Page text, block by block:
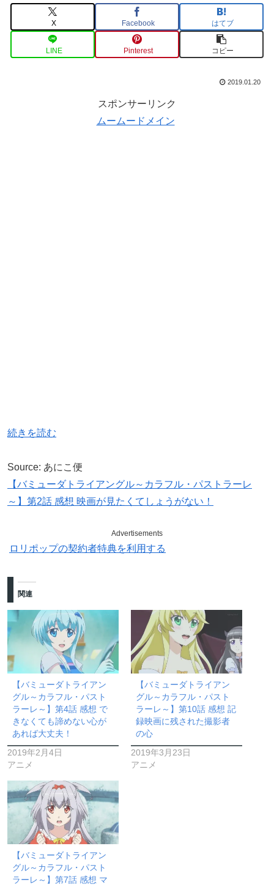
X Facebook はてブ
LINE Pinterest コピー
2019.01.20
スポンサーリンク
ムームードメイン
続きを読む
Source: あにこ便
【バミューダトライアングル～カラフル・パストラーレ
～】第2話 感想 映画が見たくてしょうがない！
Advertisements
ロリポップの契約者特典を利用する
関連
【バミューダトライアン
グル～カラフル・パスト
ラーレ～】第4話 感想 で
きなくても諦めない心が
あれば大丈夫！
2019年2月4日
アニメ
【バミューダトライアン
グル～カラフル・パスト
ラーレ～】第10話 感想 記
録映画に残された撮影者
の心
2019年3月23日
アニメ
【バミューダトライアン
グル～カラフル・パスト
ラーレ～】第7話 感想 マ